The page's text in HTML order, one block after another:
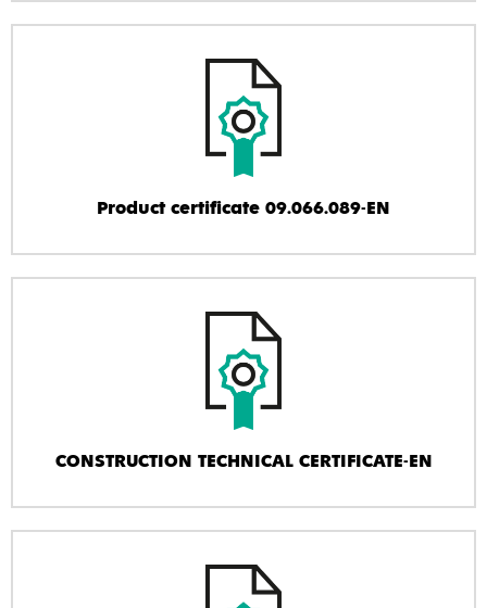
Product certificate 09.066.089-EN
CONSTRUCTION TECHNICAL CERTIFICATE-EN